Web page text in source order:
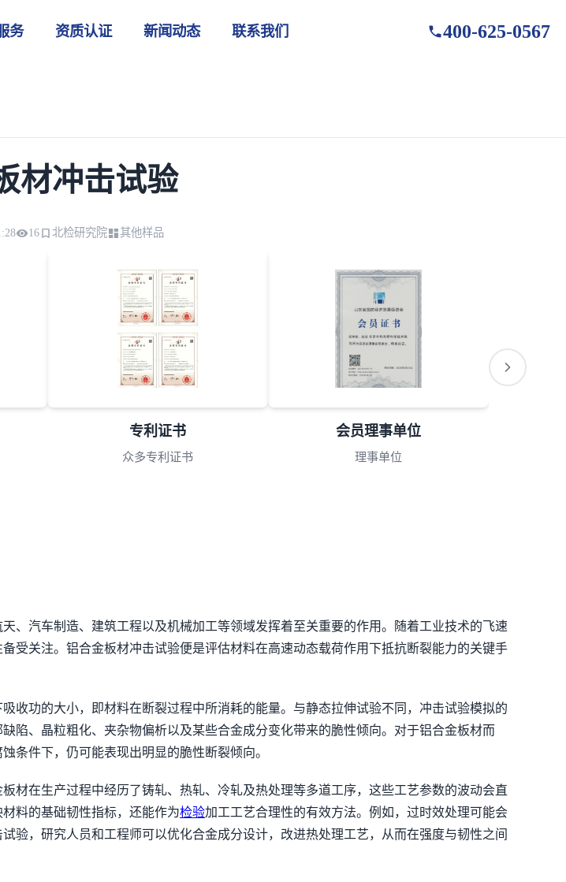
务 资质认证 新闻动态 联系我们 400-625-0567
材冲击试验
16 北检研究院 其他样品
专利证书
众多专利证书
会员理事单位
理事单位
、汽车制造、建筑工程以及机械加工等领域发挥着至关重要的作用。随着工业技术的飞速
受关注。铝合金板材冲击试验便是评估材料在高速动态载荷作用下抵抗断裂能力的关键手
收功的大小，即材料在断裂过程中所消耗的能量。与静态拉伸试验不同，冲击试验模拟的
陷、晶粒粗化、夹杂物偏析以及某些合金成分变化带来的脆性倾向。对于铝合金板材而
条件下，仍可能表现出明显的脆性断裂倾向。
材在生产过程中经历了铸轧、热轧、冷轧及热处理等多道工序，这些工艺参数的波动会直
料的基础韧性指标，还能作为检验加工工艺合理性的有效方法。例如，过时效处理可能会
验，研究人员和工程师可以优化合金成分设计，改进热处理工艺，从而在强度与韧性之间